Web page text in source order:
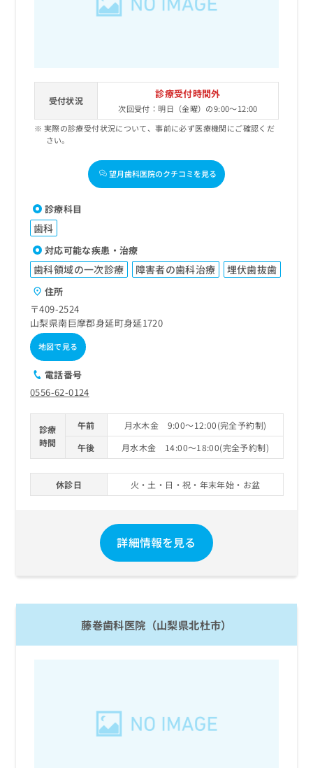
受付状況
診療受付時間外
次回受付：明日（金曜）の9:00～12:00
実際の診療受付状況について、事前に必ず医療機関にご確認くだ
さい。
望月歯科医院のクチコミを見る
診療科目
歯科
対応可能な疾患・治療
歯科領域の一次診療 障害者の歯科治療 埋伏歯抜歯
住所
〒409-2524
山梨県南巨摩郡身延町身延1720
地図で見る
電話番号
0556-62-0124
診療
時間
午前
月水木金 9:00～12:00(完全予約制)
午後
月水木金 14:00～18:00(完全予約制)
休診日 火・土・日・祝・年末年始・お盆
詳細情報を見る
藤巻歯科医院（山梨県北杜市）